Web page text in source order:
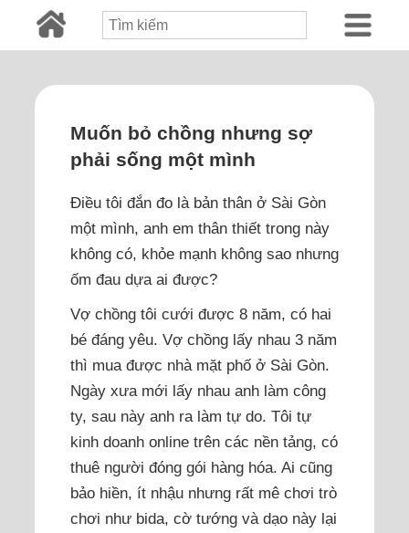
Muốn bỏ chồng nhưng sợ
phải sống một mình
Điều tôi đắn đo là bản thân ở Sài Gòn
một mình, anh em thân thiết trong này
không có, khỏe mạnh không sao nhưng
ốm đau dựa ai được?
Vợ chồng tôi cưới được 8 năm, có hai
bé đáng yêu. Vợ chồng lấy nhau 3 năm
thì mua được nhà mặt phố ở Sài Gòn.
Ngày xưa mới lấy nhau anh làm công
ty, sau này anh ra làm tự do. Tôi tự
kinh doanh online trên các nền tảng, có
thuê người đóng gói hàng hóa. Ai cũng
bảo hiền, ít nhậu nhưng rất mê chơi trò
chơi như bida, cờ tướng và dạo này lại